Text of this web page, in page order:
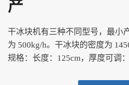
产
干冰块机有三种不同型号，最小
为 500kg/h。干冰块的密度为
规格：长度：125cm，厚度可调：